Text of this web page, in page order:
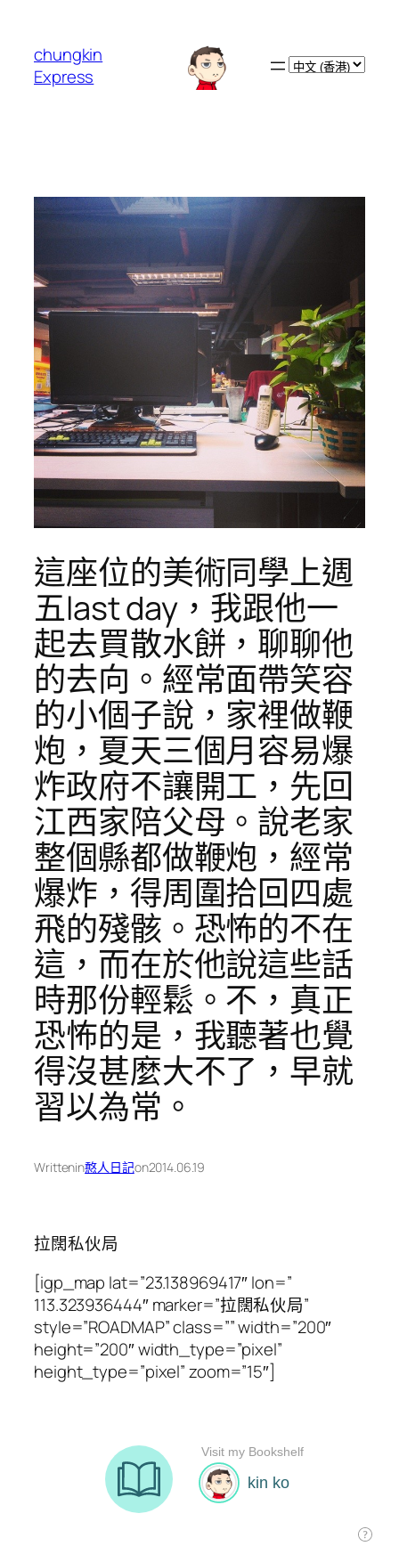
chungkin
Express
Choose
這座位的美術同學上週
五last day，我跟他一
起去買散水餅，聊聊他
的去向。經常面帶笑容
的小個子說，家裡做鞭
炮，夏天三個月容易爆
炸政府不讓開工，先回
江西家陪父母。說老家
整個縣都做鞭炮，經常
爆炸，得周圍拾回四處
飛的殘骸。恐怖的不在
這，而在於他說這些話
時那份輕鬆。不，真正
恐怖的是，我聽著也覺
得沒甚麼大不了，早就
習以為常。
Writtenin憨人日記on2014.06.19
拉闊私伙局
[igp_map lat=”23.138969417″ lon=”
113.323936444″ marker=”拉闊私伙局”
style=”ROADMAP” class=”” width=”200″
height=”200″ width_type=”pixel”
height_type=”pixel” zoom=”15″]